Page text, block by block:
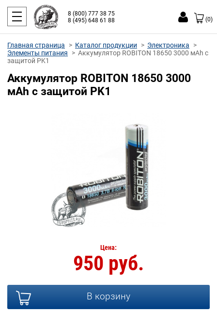
8 (800) 777 38 75
8 (495) 648 61 88
(0)
Главная страница Каталог продукции
Электроника
Элементы питания
Аккумулятор ROBITON 18650 3000 мAh с
защитой PK1
Аккумулятор ROBITON 18650 3000
мAh с защитой PK1
Цена:
950 руб.
В корзину